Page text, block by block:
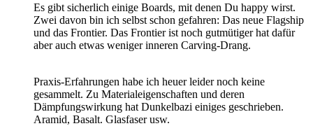
Es gibt sicherlich einige Boards, mit denen Du happy wirst.
Zwei davon bin ich selbst schon gefahren: Das neue Flagship
und das Frontier. Das Frontier ist noch gutmütiger hat dafür
aber auch etwas weniger inneren Carving-Drang.
Praxis-Erfahrungen habe ich heuer leider noch keine
gesammelt. Zu Materialeigenschaften und deren
Dämpfungswirkung hat Dunkelbazi einiges geschrieben.
Aramid, Basalt. Glasfaser usw.